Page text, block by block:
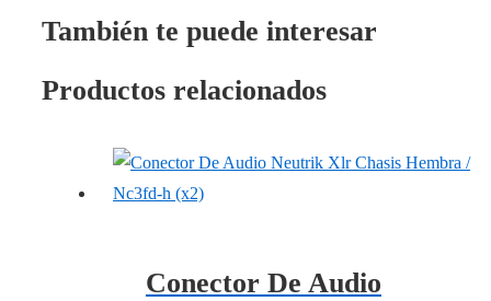
También te puede interesar
Productos relacionados
Conector De Audio